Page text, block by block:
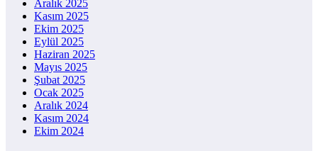
Aralık 2025
Kasım 2025
Ekim 2025
Eylül 2025
Haziran 2025
Mayıs 2025
Şubat 2025
Ocak 2025
Aralık 2024
Kasım 2024
Ekim 2024